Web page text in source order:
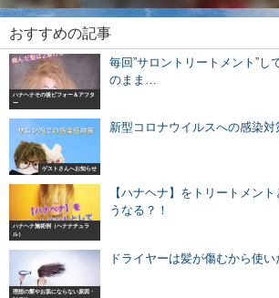
おすすめの記事
ハナヘナその後ビフォー＆アフタ
ー
毎回”サロントリートメント”し
のまま…
ゲストさんへお知らせ
新型コロナウイルスへの感染対
ハナヘナ施術例（ヘナナチュラ
ル）
【ハナヘナ】をトリートメン
うなる？！
理想の髪やお肌にならない原因・
ドライヤーは髪が傷むから使い